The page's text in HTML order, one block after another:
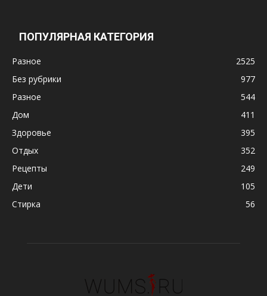
ПОПУЛЯРНАЯ КАТЕГОРИЯ
Разное
2525
Без рубрики
977
Разное
544
Дом
411
Здоровье
395
Отдых
352
Рецепты
249
Дети
105
Стирка
56